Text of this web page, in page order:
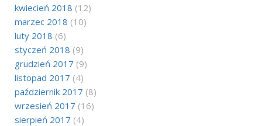
kwiecień 2018 (12)
marzec 2018 (10)
luty 2018 (6)
styczeń 2018 (9)
grudzień 2017 (9)
listopad 2017 (4)
październik 2017 (8)
wrzesień 2017 (16)
sierpień 2017 (4)